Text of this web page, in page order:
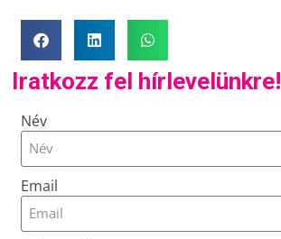
Iratkozz fel hírlevelünkre!
Név
Email